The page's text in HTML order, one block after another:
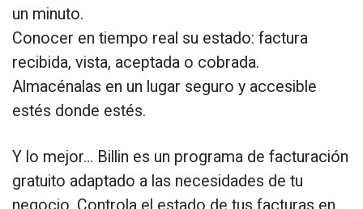
un minuto.
Conocer en tiempo real su estado: factura
recibida, vista, aceptada o cobrada.
Almacénalas en un lugar seguro y accesible
estés donde estés.
Y lo mejor… Billin es un programa de facturación
gratuito adaptado a las necesidades de tu
negocio. Controla el estado de tus facturas en